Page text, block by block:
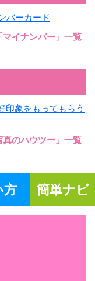
バーカード
「マイナンバー」一覧
印象をもってもらう
真のハウツー」一覧
方 簡単ナビ